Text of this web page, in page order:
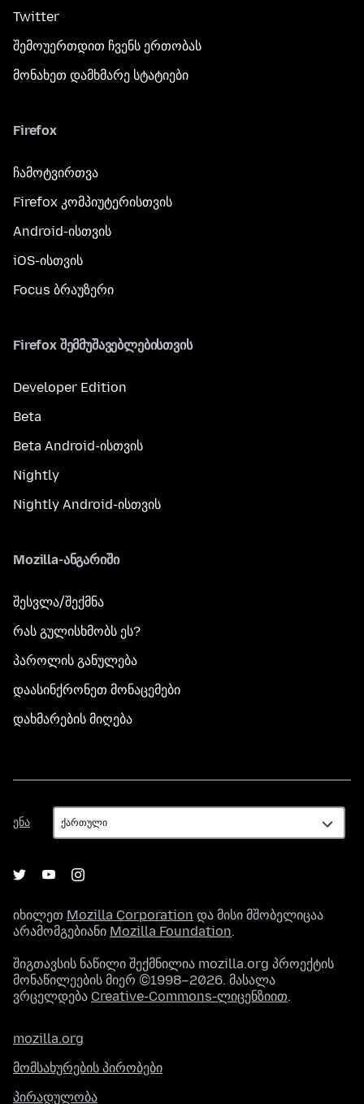
Twitter
შემოუერთდით ჩვენს ერთობას
მონახეთ დამხმარე სტატიები
Firefox
ჩამოტვირთვა
Firefox კომპიუტერისთვის
Android-ისთვის
iOS-ისთვის
Focus ბრაუზერი
Firefox შემმუშავებლებისთვის
Developer Edition
Beta
Beta Android-ისთვის
Nightly
Nightly Android-ისთვის
Mozilla-ანგარიში
შესვლა/შექმნა
რას გულისხმობს ეს?
პაროლის განულება
დაასინქრონეთ მონაცემები
დახმარების მიღება
ენა
ენა
იხილეთ Mozilla Corporation და მისი მშობელიცაა
არამომგებიანი Mozilla Foundation.
შიგთავსის ნაწილი შექმნილია mozilla.org პროექტის
მონაწილეების მიერ ©1998–2026. მასალა
ვრცელდება Creative-Commons-ლიცენზიით.
mozilla.org
მომსახურების პირობები
პირადულობა